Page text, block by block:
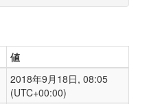
値
2018年9月18日, 08:05
(UTC+00:00)